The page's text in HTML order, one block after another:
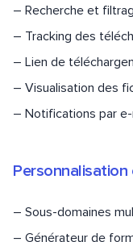
– Recherche et
– Tracking des
– Lien de
– Visualisation des
– Notifications par
– Sous-domaines
– Générateur de